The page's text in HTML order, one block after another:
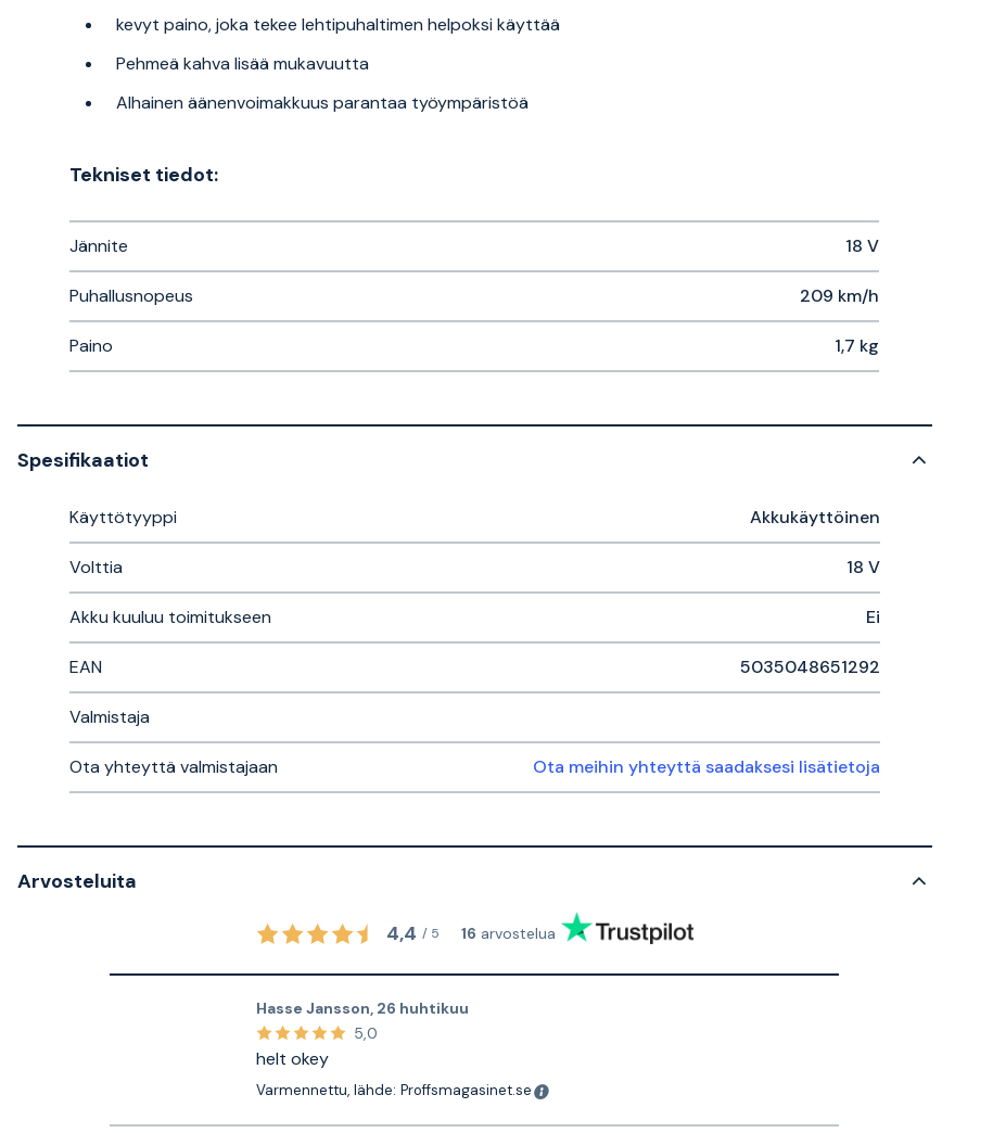
kevyt paino, joka tekee lehtipuhaltimen helpoksi käyttää
Pehmeä kahva lisää mukavuutta
Alhainen äänenvoimakkuus parantaa työympäristöä
Tekniset tiedot:
Jännite 18 V
Puhallusnopeus 209 km/h
Paino 1,7 kg
Spesifikaatiot
Käyttötyyppi Akkukäyttöinen
Volttia 18 V
Akku kuuluu toimitukseen Ei
EAN 5035048651292
Valmistaja
Ota yhteyttä valmistajaan Ota meihin yhteyttä saadaksesi lisätietoja
Arvosteluita
4,4 / 5 16 arvostelua
Hasse Jansson, 26 huhtikuu
5,0
helt okey
Varmennettu, lähde: Proffsmagasinet.se